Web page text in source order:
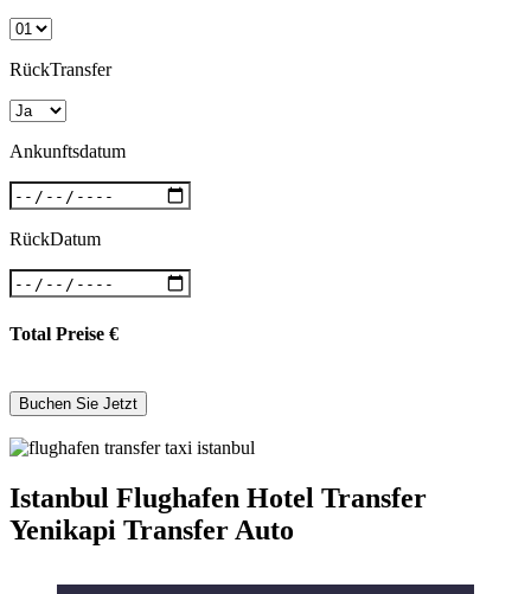
RückTransfer
Ankunftsdatum
RückDatum
Total Preise €
Istanbul Flughafen Hotel Transfer
Yenikapi Transfer Auto